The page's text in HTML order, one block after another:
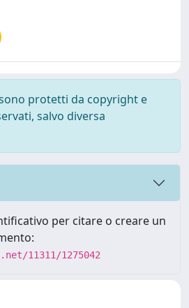
protetti da copyright e
salvo diversa
per citare o creare un
11311/1275042